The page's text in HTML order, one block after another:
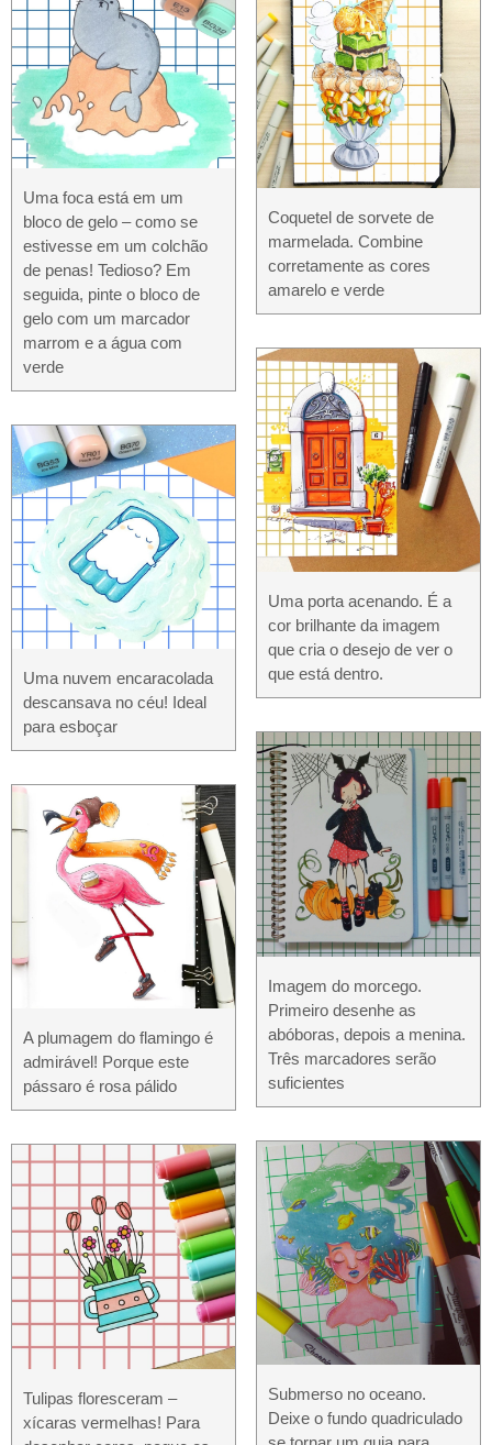
Uma foca está em um
bloco de gelo – como se
estivesse em um colchão
de penas! Tedioso? Em
seguida, pinte o bloco de
gelo com um marcador
marrom e a água com
verde
Uma nuvem encaracolada
descansava no céu! Ideal
para esboçar
A plumagem do flamingo é
admirável! Porque este
pássaro é rosa pálido
Tulipas floresceram –
xícaras vermelhas! Para
Coquetel de sorvete de
marmelada. Combine
corretamente as cores
amarelo e verde
Uma porta acenando. É a
cor brilhante da imagem
que cria o desejo de ver o
que está dentro.
Imagem do morcego.
Primeiro desenhe as
abóboras, depois a menina.
Três marcadores serão
suficientes
Submerso no oceano.
Deixe o fundo quadriculado